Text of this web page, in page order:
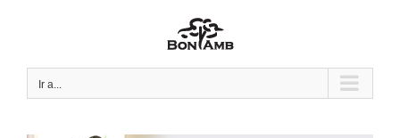
Ir a...